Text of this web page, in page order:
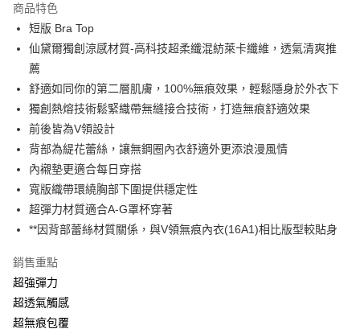
臺灣中小企業銀行
匯豐（台灣）商業銀行
聯邦商業銀行
遠東國際商業銀行
元大商業銀行
玉山商業銀行
星展（台灣）商業銀行
台灣樂天信用卡公司
街口支付
悠遊付
大哥付你分期
相關說明
【大哥付你分期使用說明】
1.本服務由台灣大哥大提供，台灣大哥大用戶可立即使用無須另外申請。
流程，驗證手機門號後，選擇欲分期的期數、繳款截止日，確認付款後即完
成交易。
3.實際核准額度、可分期數及費用金額請依後續交易確認頁面所載為準。
4.訂單成立30分鐘內，如未前往確認交易或遇審核未通過，訂單將自動取
消。如遇「轉專審核」未通過狀況，表示未達大哥付你分期系統評分，恕無
法說明評估內容。
1.分期款項不併入電信帳單，「大哥付你分期」於每月結算日後寄送繳費提
醒簡訊。
2.透過簡訊連結打開帳單後，可選擇「超商條碼／台灣大直營門市／銀行轉
帳／街口支付／iPASS MONEY」等通路繳費。
【注意事項】
AFTEE先享後付
相關說明
AFTEE先享後付是「在收到商品之後才付款」的支付方式。 讓您購物簡單
便利好安心！
１．簡單：不需註冊會員、不需綁卡、不需儲值。
２．便利：只要手機號碼，簡訊認證，即可結帳。
３．安心：先確認商品／服務後，再付款。
【「AFTEE先享後付」結帳流程】
１．於結帳方式選擇「AFTEE先享後付」後，將跳轉至「AFTEE先享後付」
結帳頁面，進行簡訊認證並確認金額後，即可完成結帳。
２．訂單成立數日內，您將收到繳費通知簡訊。
３．收到繳費通知簡訊後14天內，點擊此簡訊中的連結，可透過四大超商／
運送方式
全家取貨付款
每筆NT$80，滿NT$2,500(含以上)免運費
付款後全家取貨
每筆NT$80，滿NT$2,500(含以上)免運費
7-11取貨付款
商品特色
短版 Bra Top
仙黛爾獨創涼感材質-高科技超柔纖混紡萊卡纖維，透氣清爽推
薦
舒適如同你的第二層肌膚，100%無痕效果，輕鬆隱身於外衣下
獨創熱熔技術鬆緊織帶無縫接合技術，打造無痕舒適效果
前後皆為V領設計
背部為緹花蕾絲，讓無鋼圈內衣舒適外更添浪漫風情
內襯墊更適合每日穿搭
寬版織帶環繞胸部下圍提供穩定性
超彈力材質適合A-G罩杯穿著
**因背部蕾絲材質關係，與V領無痕內衣(16A1)相比版型較貼身
銷售重點
超強彈力
超透氣觸感
超無痕包覆